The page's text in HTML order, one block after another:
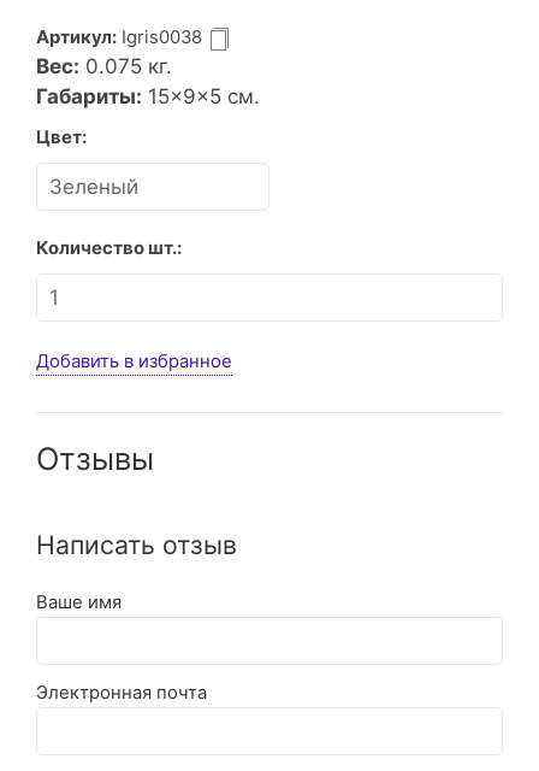
Артикул: Igris0038
Вес: 0.075 кг.
Габариты: 15×9×5 см.
Цвет:
Количество шт.:
Добавить в избранное
Отзывы
Написать отзыв
Ваше имя
Электронная почта